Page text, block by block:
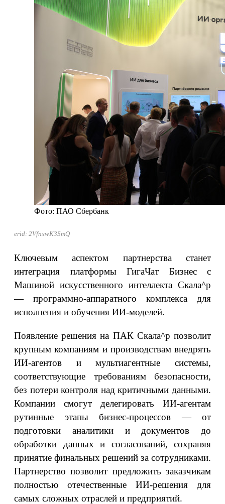
Фото: ПАО Сбербанк
erid: 2VfnxwK3SmQ
Ключевым аспектом партнерства станет
интеграция платформы ГигаЧат Бизнес с
Машиной искусственного интеллекта Скала^р
— программно-аппаратного комплекса для
исполнения и обучения ИИ-моделей.
Появление решения на ПАК Скала^р позволит
крупным компаниям и производствам внедрять
ИИ-агентов и мультиагентные системы,
соответствующие требованиям безопасности,
без потери контроля над критичными данными.
Компании смогут делегировать ИИ-агентам
рутинные этапы бизнес-процессов — от
подготовки аналитики и документов до
обработки данных и согласований, сохраняя
принятие финальных решений за сотрудниками.
Партнерство позволит предложить заказчикам
полностью отечественные ИИ-решения для
самых сложных отраслей и предприятий.